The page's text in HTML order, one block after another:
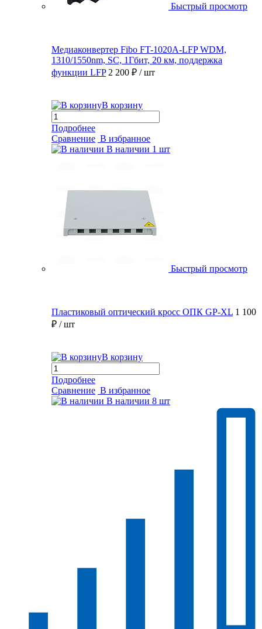
Быстрый просмотр
Медиаконвертер Fibo FT-1020A-LFP WDM,
1310/1550nm, SC, 1Гбит, 20 км, поддержка
функции LFP 2 200 ₽ / шт
В корзину
Подробнее
Сравнение В избранное
В наличии 1 шт
Быстрый просмотр
Пластиковый оптический кросс ОПК GP-XL 1 100
₽ / шт
В корзину
Подробнее
Сравнение В избранное
В наличии 8 шт